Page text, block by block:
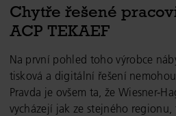
Chytře řešené
ACP TEKAEF
Na první pohled toho výrobce
tisková a digitální řešení
Pravda je ovšem ta, že Wiesner-
vycházejí jak ze stejného